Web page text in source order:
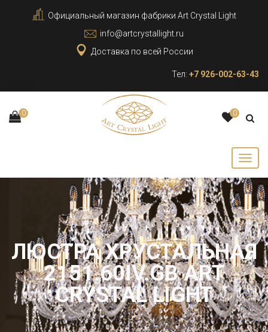
Официальный магазин фабрики Art Crystal Light
info@artcrystallight.ru
Доставка по всей России
Тел: +7 926-002-63-43
0 0
ЛЮСТРА ХРУСТАЛЬНАЯ
2151.60IV.GB ART
CRYSTAL LIGHT